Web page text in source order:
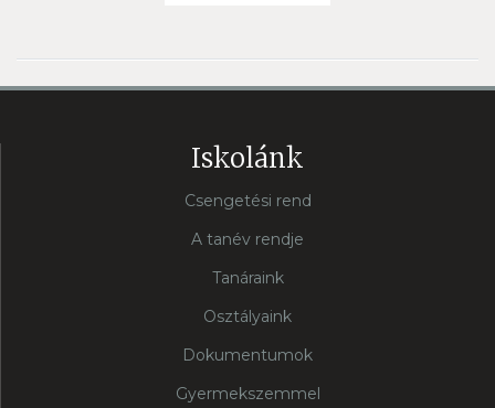
Iskolánk
Csengetési rend
A tanév rendje
Tanáraink
Osztályaink
Dokumentumok
Gyermekszemmel